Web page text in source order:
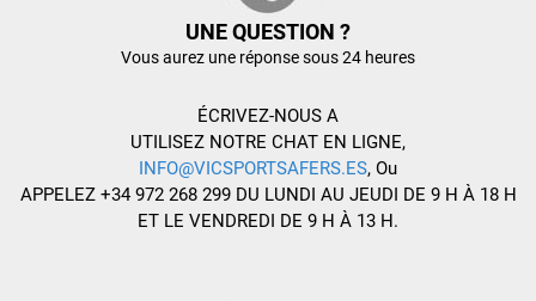
UNE QUESTION ?
Vous aurez une réponse sous 24 heures
ÉCRIVEZ-NOUS A
UTILISEZ NOTRE CHAT EN LIGNE,
INFO@VICSPORTSAFERS.ES, Ou
APPELEZ +34 972 268 299 DU LUNDI AU JEUDI DE 9 H À 18 H
ET LE VENDREDI DE 9 H À 13 H.